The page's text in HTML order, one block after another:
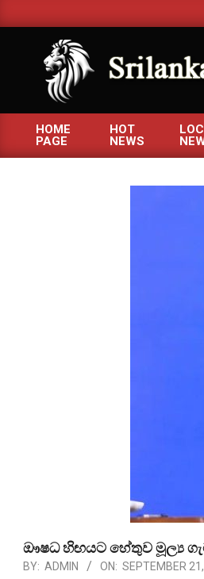
to
HOME
PAGE
HOT
NEWS
ඖෂධ හිඟයට හේතුව මූල්‍ය
BY: ADMIN ON: SEPTEMBER